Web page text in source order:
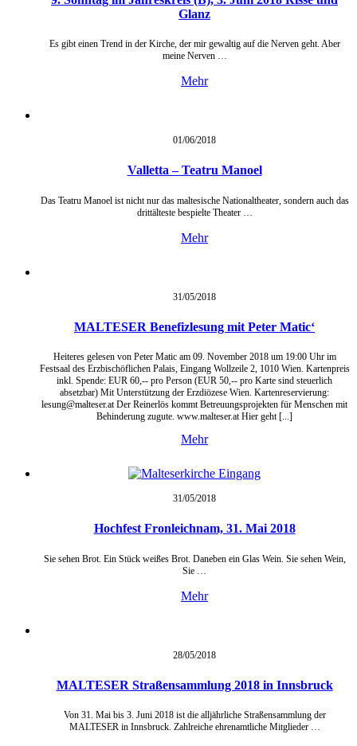
Glanz
Es gibt einen Trend in der Kirche, der mir gewaltig auf die Nerven geht. Aber
meine Nerven …
Mehr
01/06/2018
Valletta – Teatru Manoel
Das Teatru Manoel ist nicht nur das maltesische Nationaltheater, sondern auch das
drittälteste bespielte Theater …
Mehr
31/05/2018
MALTESER Benefizlesung mit Peter Matic‘
Heiteres gelesen von Peter Matic am 09. November 2018 um 19:00 Uhr im
Festsaal des Erzbischöflichen Palais, Eingang Wollzeile 2, 1010 Wien. Kartenpreis
inkl. Spende: EUR 60,-- pro Person (EUR 50,-- pro Karte sind steuerlich
absetzbar) Mit Unterstützung der Erzdiözese Wien. Kartenreservierung:
lesung@malteser.at Der Reinerlös kommt Betreuungsprojekten für Menschen mit
Behinderung zugute. www.malteser.at Hier geht [...]
Mehr
31/05/2018
Hochfest Fronleichnam, 31. Mai 2018
Sie sehen Brot. Ein Stück weißes Brot. Daneben ein Glas Wein. Sie sehen Wein,
Sie …
Mehr
28/05/2018
MALTESER Straßensammlung 2018 in Innsbruck
Von 31. Mai bis 3. Juni 2018 ist die alljährliche Straßensammlung der
MALTESER in Innsbruck. Zahlreiche ehrenamtliche Mitglieder …